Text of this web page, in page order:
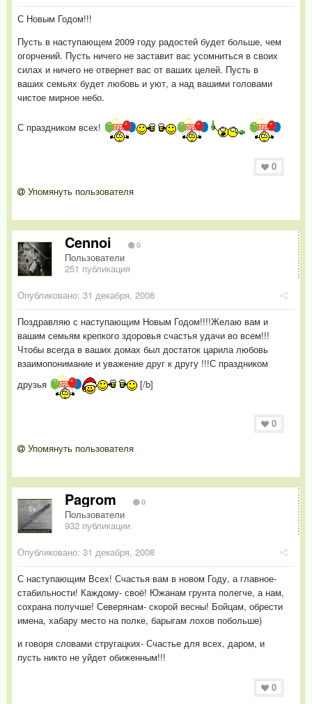
С Новым Годом!!!
Пусть в наступающем 2009 году радостей будет больше, чем
огорчений. Пусть ничего не заставит вас усомниться в своих
силах и ничего не отвернет вас от ваших целей. Пусть в
ваших семьях будет любовь и уют, а над вашими головами
чистое мирное небо.
С праздником всех!
0
Упомянуть пользователя
Cennoi 0
Пользователи
251 публикация
Опубликовано: 31 декабря, 2008
Поздравляю с наступающим Новым Годом!!!!Желаю вам и
вашим семьям крепкого здоровья счастья удачи во всем!!!
Чтобы всегда в ваших домах был достаток царила любовь
взаимопонимание и уважение друг к другу !!!С праздником
друзья
[/b]
0
Упомянуть пользователя
Pagrom 0
Пользователи
932 публикации
Опубликовано: 31 декабря, 2008
С наступающим Всех! Счастья вам в новом Году, а главное-
стабильности! Каждому- своё! Южанам грунта полегче, а нам,
сохрана получше! Северянам- скорой весны! Бойцам, обрести
имена, хабару место на полке, барыгам лохов побольше)
и говоря словами стругацких- Счастье для всех, даром, и
пусть никто не уйдет обиженным!!!
0